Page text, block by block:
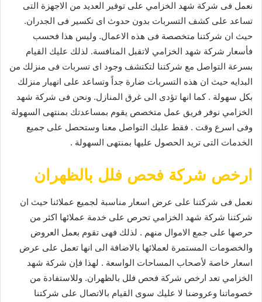
نعمل فى شركة شهد الخزامي على توفير العديد من الاجهزة التى
تساعد على كشف التسربات بدون حدوث اى تكسير فى الجدران.
حيث ان شركتنا متخصصة فى هذه الاعمال. وليس هذا فحسب
فأسعار شركة شهد الخزامي لاتقبل المنافسة. لذلك عليك القيام
بسرعة التواصل مع شركتنا لتكتشف وجود اى تسربات فى منزلك من
البدايه حيث ان هذه التسربات ضارة جداً وتساعد على انهيار منزلك
بكل سهولة . كما انها تؤدى الى غرق المنازل. ونحن فى شركة شهد
الخزامي نوفر فريق عمل متخصص يقوم بمساعدتك بمنتهى السهولة
وفى اسرع وقت . فقط عليك التواصل معنا وستحصل على جميع
الخدمات التى تريد الحصول عليها بمنتهى السهولة .
ارخص شركة فحص فلل بالظهران
نعمل فى شركتنا على عرض اسعار مناسبة لجميع عملائنا حيث ان
شركتنا شركة شهد الخزامي تحرص على خدمة عملائها اكثر من
حرصها على جمع الاموال منهم . لذلك فهى تقوم بعمل العروض
والخصومات المستمرة لعملائها بالاضافة الى انها تعمل على عرض
اسعار خاصة لأصحاب المساحات الواسعة . لهذا فإن شركة شهد
الخزامي تعد ارخص شركة فحص فلل بالظهران. وللاستفادة من
خصوماتنا وعروضنا لا عليك سوى القيام بالاتصال على شركتنا